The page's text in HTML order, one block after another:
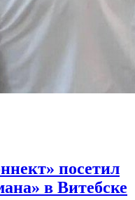
посетил
в Витебске